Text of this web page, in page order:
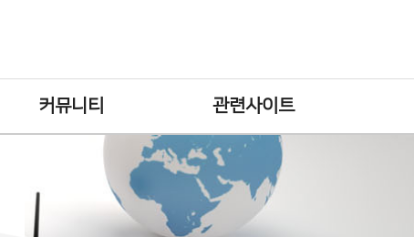
커뮤니티 관련사이트